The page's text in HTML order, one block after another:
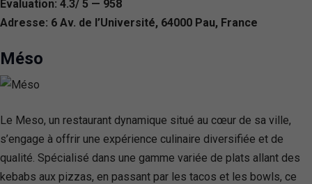
Évaluation: 4.3/ 5 — 958
Adresse: 6 Av. de l’Université, 64000 Pau, France
Méso
Le Meso, un restaurant dynamique situé au cœur de sa ville,
s’engage à offrir une expérience culinaire diversifiée et de
qualité. Spécialisé dans une gamme variée de plats allant des
kebabs aux pizzas, en passant par les tacos et les bowls, ce